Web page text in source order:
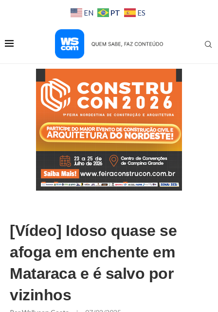
EN PT ES
[Vídeo] Idoso quase se
afoga em enchente em
Mataraca e é salvo por
vizinhos